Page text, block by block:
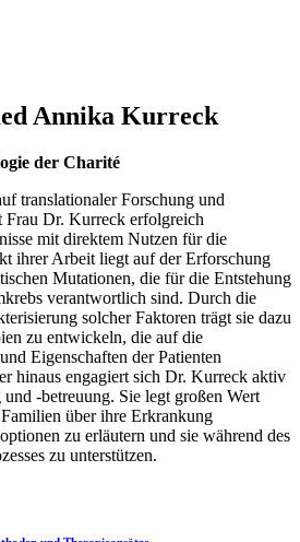
Annika Kurreck
der Charité
translationaler Forschung und
Frau Dr. Kurreck erfolgreich
mit direktem Nutzen für die
ihrer Arbeit liegt auf der Erforschung
Mutationen, die für die Entstehung
verantwortlich sind. Durch die
solcher Faktoren trägt sie dazu
zu entwickeln, die auf die
Eigenschaften der Patienten
hinaus engagiert sich Dr. Kurreck aktiv
-betreuung. Sie legt großen Wert
über ihre Erkrankung
zu erläutern und sie während des
zu unterstützen.